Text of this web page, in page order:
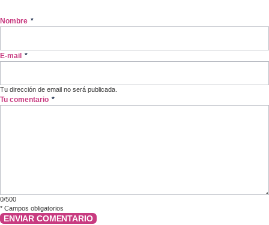
Nombre *
E-mail *
Tu dirección de email no será publicada.
Tu comentario *
0/500
* Campos obligatorios
ENVIAR COMENTARIO